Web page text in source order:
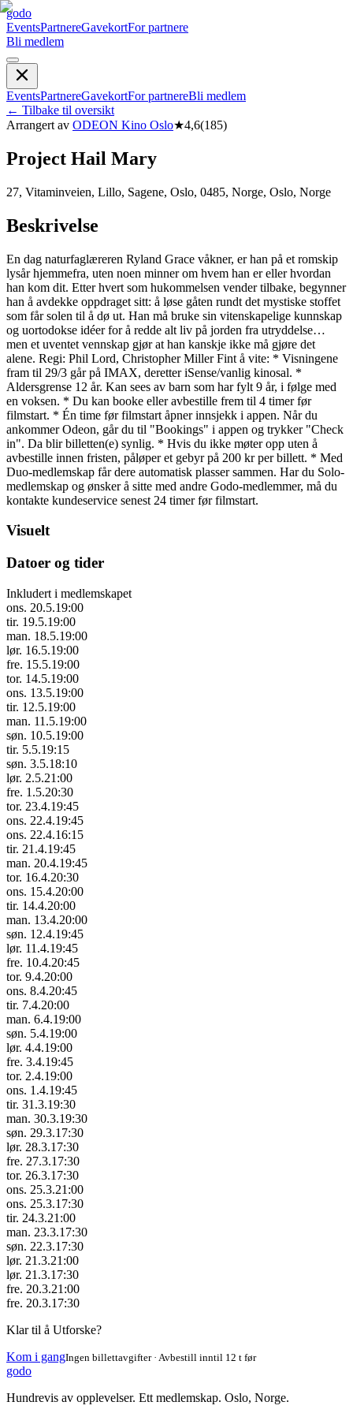
godo
EventsPartnereGavekortFor partnere
Bli medlem
EventsPartnereGavekortFor partnereBli medlem
← Tilbake til oversikt
Arrangert av ODEON Kino Oslo★4,6(185)
Project Hail Mary
27, Vitaminveien, Lillo, Sagene, Oslo, 0485, Norge, Oslo, Norge
Beskrivelse
En dag naturfaglæreren Ryland Grace våkner, er han på et romskip
lysår hjemmefra, uten noen minner om hvem han er eller hvordan
han kom dit. Etter hvert som hukommelsen vender tilbake, begynner
han å avdekke oppdraget sitt: å løse gåten rundt det mystiske stoffet
som får solen til å dø ut. Han må bruke sin vitenskapelige kunnskap
og uortodokse idéer for å redde alt liv på jorden fra utryddelse…
men et uventet vennskap gjør at han kanskje ikke må gjøre det
alene. Regi: Phil Lord, Christopher Miller Fint å vite: * Visningene
fram til 29/3 går på IMAX, deretter iSense/vanlig kinosal. *
Aldersgrense 12 år. Kan sees av barn som har fylt 9 år, i følge med
en voksen. * Du kan booke eller avbestille frem til 4 timer før
filmstart. * Én time før filmstart åpner innsjekk i appen. Når du
ankommer Odeon, går du til "Bookings" i appen og trykker "Check
in". Da blir billetten(e) synlig. * Hvis du ikke møter opp uten å
avbestille innen fristen, påløper et gebyr på 200 kr per billett. * Med
Duo-medlemskap får dere automatisk plasser sammen. Har du Solo-
medlemskap og ønsker å sitte med andre Godo-medlemmer, må du
kontakte kundeservice senest 24 timer før filmstart.
Visuelt
Datoer og tider
Inkludert i medlemskapet
ons. 20.5.19:00
tir. 19.5.19:00
man. 18.5.19:00
lør. 16.5.19:00
fre. 15.5.19:00
tor. 14.5.19:00
ons. 13.5.19:00
tir. 12.5.19:00
man. 11.5.19:00
søn. 10.5.19:00
tir. 5.5.19:15
søn. 3.5.18:10
lør. 2.5.21:00
fre. 1.5.20:30
tor. 23.4.19:45
ons. 22.4.19:45
ons. 22.4.16:15
tir. 21.4.19:45
man. 20.4.19:45
tor. 16.4.20:30
ons. 15.4.20:00
tir. 14.4.20:00
man. 13.4.20:00
søn. 12.4.19:45
lør. 11.4.19:45
fre. 10.4.20:45
tor. 9.4.20:00
ons. 8.4.20:45
tir. 7.4.20:00
man. 6.4.19:00
søn. 5.4.19:00
lør. 4.4.19:00
fre. 3.4.19:45
tor. 2.4.19:00
ons. 1.4.19:45
tir. 31.3.19:30
man. 30.3.19:30
søn. 29.3.17:30
lør. 28.3.17:30
fre. 27.3.17:30
tor. 26.3.17:30
ons. 25.3.21:00
ons. 25.3.17:30
tir. 24.3.21:00
man. 23.3.17:30
søn. 22.3.17:30
lør. 21.3.21:00
lør. 21.3.17:30
fre. 20.3.21:00
fre. 20.3.17:30
Klar til å Utforske?
Kom i gangIngen billettavgifter · Avbestill inntil 12 t før
godo
Hundrevis av opplevelser. Ett medlemskap. Oslo, Norge.